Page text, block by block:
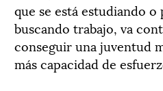
que se está estudiando
buscando trabajo, va
conseguir una juventud
más capacidad de